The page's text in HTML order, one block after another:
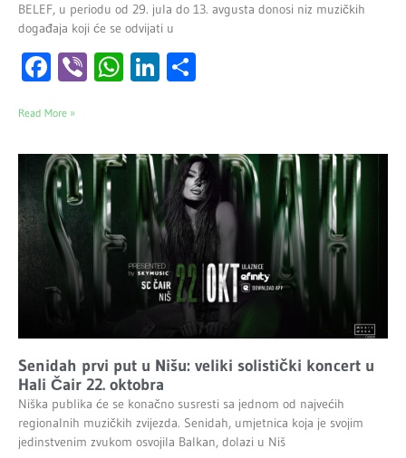
BELEF, u periodu od 29. jula do 13. avgusta donosi niz muzičkih
događaja koji će se odvijati u
Facebook
ViberWhatsApp
LinkedIn
Read More »
Senidah prvi put u Nišu: veliki solistički koncert u
Hali Čair 22. oktobra
Niška publika će se konačno susresti sa jednom od najvećih
regionalnih muzičkih zvijezda. Senidah, umjetnica koja je svojim
jedinstvenim zvukom osvojila Balkan, dolazi u Niš